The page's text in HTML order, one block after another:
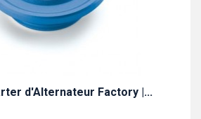
d'Alternateur Factory |...